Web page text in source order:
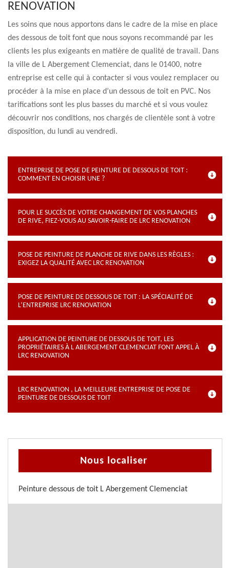
RENOVATION
Les soins que nous apportons dans le cadre de la mise en place
des dessous de toit font que nous soyons recommandé par les
clients les plus exigeants en matière de qualité de travail. Dans
la ville de L Abergement Clemenciat, dans le 01400, notre
entreprise est celle qui à contacter si vous voulez remplacer ou
procéder à la mise en place d’un dessous de toit en PVC. Nos
tarifications sont les plus basses du marché et si vous voulez
découvrir nos conditions, nos chargés de clientèle sont à votre
disposition, du lundi au vendredi.
ENTREPRISE DE POSE DE PEINTURE DE DESSOUS DE TOIT :
COMMENT EN CHOISIR UNE ?
POUR LE SUCCÈS DE VOTRE CHANGEMENT DE VOS PLANCHES
DE RIVE, FIEZ-VOUS AU SAVOIR-FAIRE DE LRC RENOVATION
POSE DE PEINTURE DE PLANCHE DE RIVE DANS LES RÈGLES :
EXIGEZ LA QUALITÉ AVEC LRC RENOVATION
POSE DE PEINTURE DE DESSOUS DE TOIT : LA SPÉCIALITÉ DE
L’ENTREPRISE LRC RENOVATION
APPLICATION DE PEINTURE DE DESSOUS DE TOIT, LES
PROPRIÉTAIRES À L ABERGEMENT CLEMENCIAT FONT APPEL À
LRC RENOVATION
LRC RENOVATION , LA MEILLEURE ENTREPRISE DE POSE DE
PEINTURE DE DESSOUS DE TOIT
Nous localiser
Peinture dessous de toit L Abergement Clemenciat